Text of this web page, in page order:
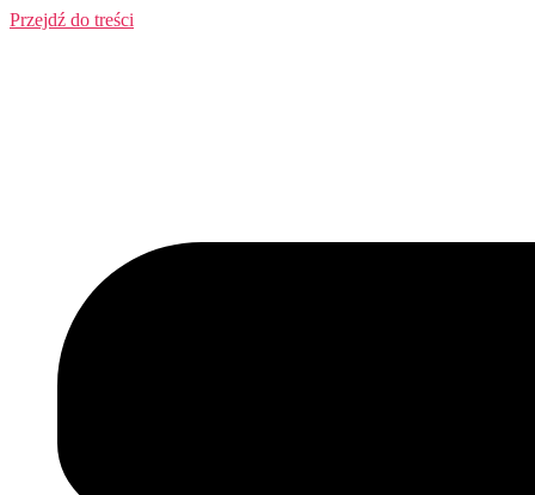
Przejdź do treści